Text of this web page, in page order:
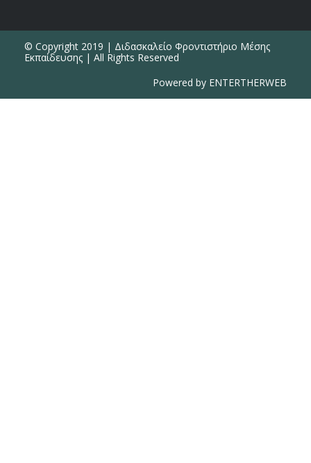
© Copyright 2019 | Διδασκαλείο Φροντιστήριο Μέσης
Εκπαίδευσης | All Rights Reserved
Powered by ENTERTHERWEB